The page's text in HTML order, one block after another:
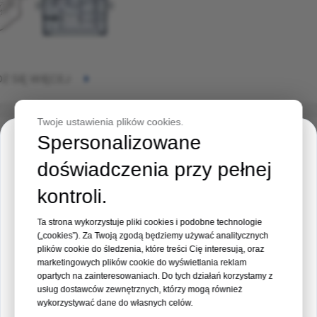
SIĘ WIĘCEJ
Blokada czaszki
Zaproszenie na wydarzenie
Medical Philippines Expo 2026
Data:19 – 21 sierpnia 2026 r
Stoisko nr 35
Twoje ustawienia plików cookies.
Spersonalizowane
doświadczenia przy pełnej
kontroli.
Ta strona wykorzystuje pliki cookies i podobne technologie
(„cookies”). Za Twoją zgodą będziemy używać analitycznych
plików cookie do śledzenia, które treści Cię interesują, oraz
marketingowych plików cookie do wyświetlania reklam
opartych na zainteresowaniach. Do tych działań korzystamy z
usług dostawców zewnętrznych, którzy mogą również
wykorzystywać dane do własnych celów.